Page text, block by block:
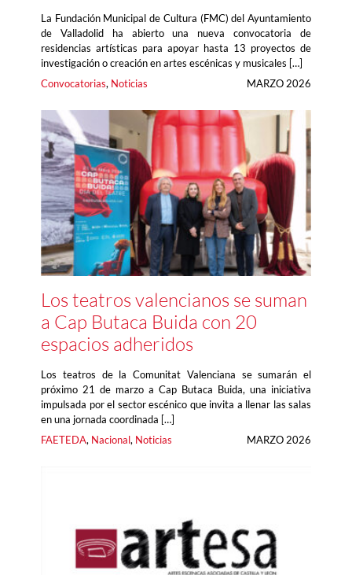
La Fundación Municipal de Cultura (FMC) del Ayuntamiento
de Valladolid ha abierto una nueva convocatoria de
residencias artísticas para apoyar hasta 13 proyectos de
investigación o creación en artes escénicas y musicales […]
Convocatorias, Noticias MARZO 2026
Los teatros valencianos se suman
a Cap Butaca Buida con 20
espacios adheridos
Los teatros de la Comunitat Valenciana se sumarán el
próximo 21 de marzo a Cap Butaca Buida, una iniciativa
impulsada por el sector escénico que invita a llenar las salas
en una jornada coordinada […]
FAETEDA, Nacional, Noticias MARZO 2026